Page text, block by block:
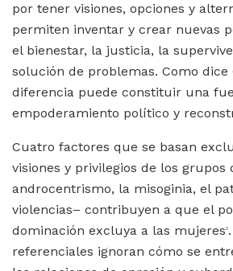
por tener visiones, opciones y
permiten inventar y crear nuevas
el bienestar, la justicia, la
solución de problemas. Como dice
diferencia puede constituir una
empoderamiento político y
Cuatro factores que se basan
visiones y privilegios de los grupos
androcentrismo, la misoginia, el
violencias– contribuyen a que el
dominación excluya a las mujeres2
referenciales ignoran cómo se